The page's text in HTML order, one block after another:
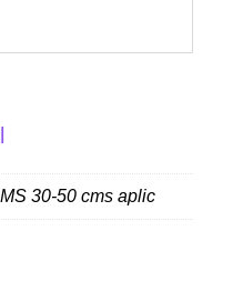
30-50 cms aplic